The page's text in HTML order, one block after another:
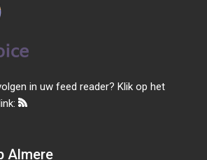
in uw feed reader? Klik op het
Almere